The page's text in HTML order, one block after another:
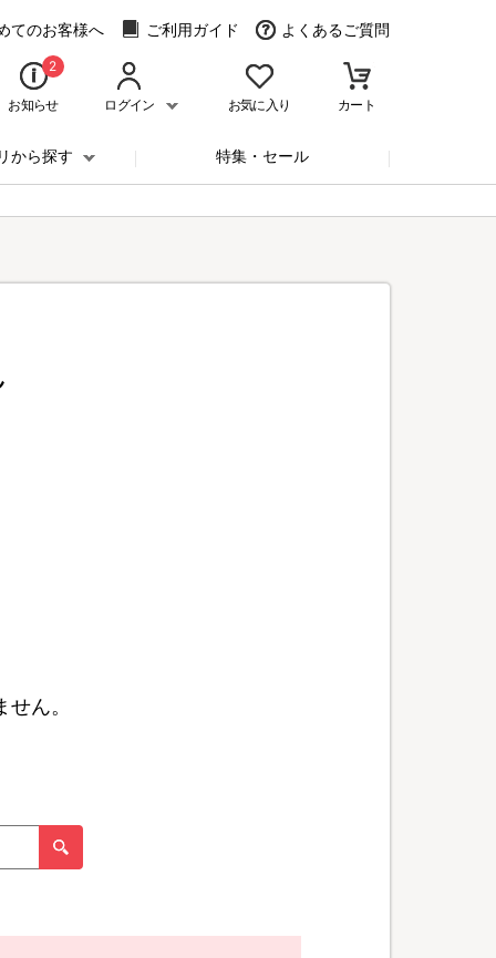
てのお客様へ ご利用ガイド よくあるご質問
2
お知らせ ログイン お気に入り カート
から探す 特集・セール
ん。